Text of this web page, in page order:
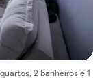
2 banheiros e 1